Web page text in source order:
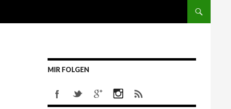
MIR FOLGEN